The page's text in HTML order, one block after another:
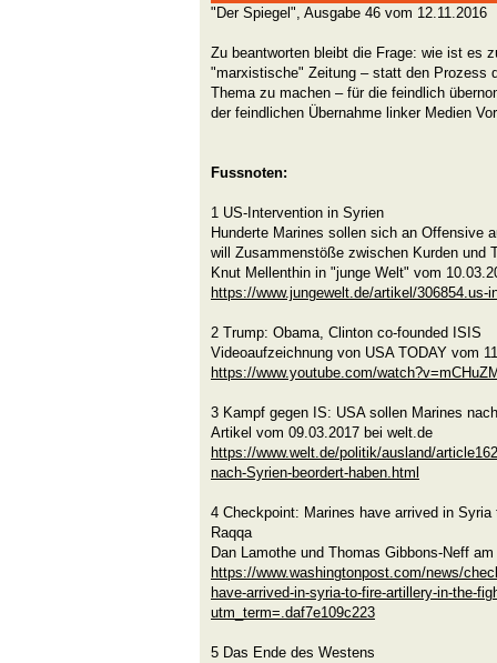
"Der Spiegel", Ausgabe 46 vom 12.11.2016
Zu beantworten bleibt die Frage: wie ist es
"marxistische" Zeitung – statt den Prozess
Thema zu machen – für die feindlich
der feindlichen Übernahme linker Medien
Fussnoten:
1 US-Intervention in Syrien
Hunderte Marines sollen sich an Offensive
will Zusammenstöße zwischen Kurden und
Knut Mellenthin in "junge Welt" vom
https://www.jungewelt.de/artikel/306854.us-
2 Trump: Obama, Clinton co-founded ISIS
Videoaufzeichnung von USA TODAY vom
https://www.youtube.com/
3 Kampf gegen IS: USA sollen Marines
Artikel vom 09.03.2017 bei welt.de
https://www.welt.de/politik/ausland/
nach-Syrien-beordert-haben.html
4 Checkpoint: Marines have arrived in
Raqqa
Dan Lamothe und Thomas Gibbons-Neff
https://www.washingtonpost.com/news/
have-arrived-in-syria-to-fire-artillery-in-the-
utm_term=.daf7e109c223
5 Das Ende des Westens